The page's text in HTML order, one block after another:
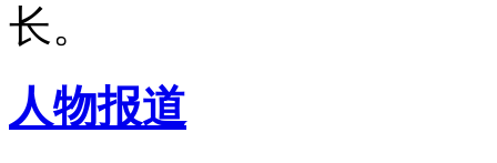
长。
人物报道